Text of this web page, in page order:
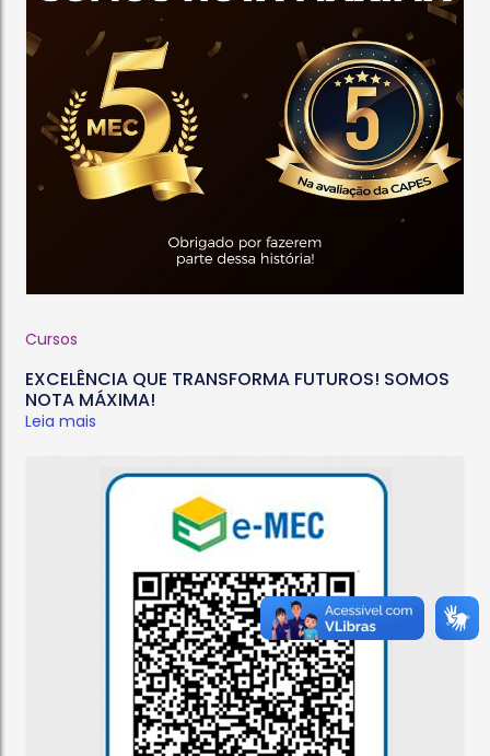
Cursos
EXCELÊNCIA QUE TRANSFORMA FUTUROS! SOMOS
NOTA MÁXIMA!
Leia mais